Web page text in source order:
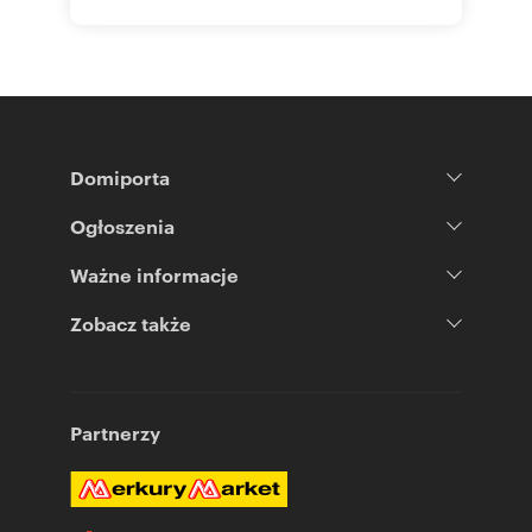
Domiporta
Ogłoszenia
Ważne informacje
Zobacz także
Partnerzy